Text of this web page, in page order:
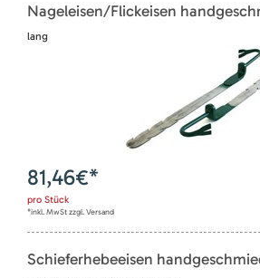
Nageleisen/Flickeisen
lang
81,46€*
pro Stück
*inkl. MwSt zzgl. Versand
Schieferhebeeisen